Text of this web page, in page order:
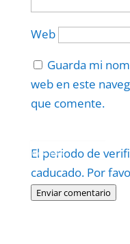
Web
Guarda mi
web en este
que comente.
El periodo de
caducado. Por
Enviar comentario
Politica–Términos.